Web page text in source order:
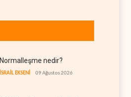
Normalleşme nedir?
İSRAİL EKSENİ 09 Ağustos 2026